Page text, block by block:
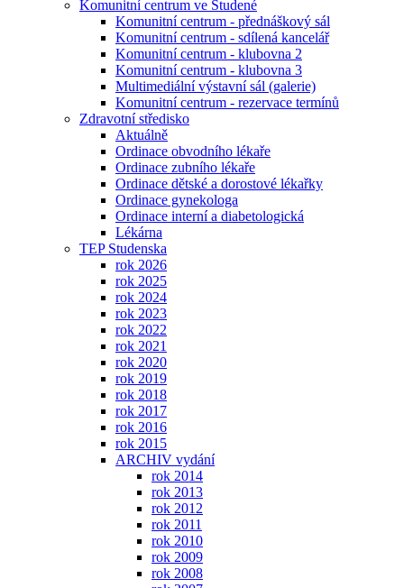
Komunitní centrum ve Studené
Komunitní centrum - přednáškový sál
Komunitní centrum - sdílená kancelář
Komunitní centrum - klubovna 2
Komunitní centrum - klubovna 3
Multimediální výstavní sál (galerie)
Komunitní centrum - rezervace termínů
Zdravotní středisko
Aktuálně
Ordinace obvodního lékaře
Ordinace zubního lékaře
Ordinace dětské a dorostové lékařky
Ordinace gynekologa
Ordinace interní a diabetologická
Lékárna
TEP Studenska
rok 2026
rok 2025
rok 2024
rok 2023
rok 2022
rok 2021
rok 2020
rok 2019
rok 2018
rok 2017
rok 2016
rok 2015
ARCHIV vydání
rok 2014
rok 2013
rok 2012
rok 2011
rok 2010
rok 2009
rok 2008